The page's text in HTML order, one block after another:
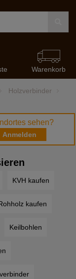
Warenkorb
Holzverbinder
sehen?
Anmelden
KVH kaufen
kaufen
Keilbohlen